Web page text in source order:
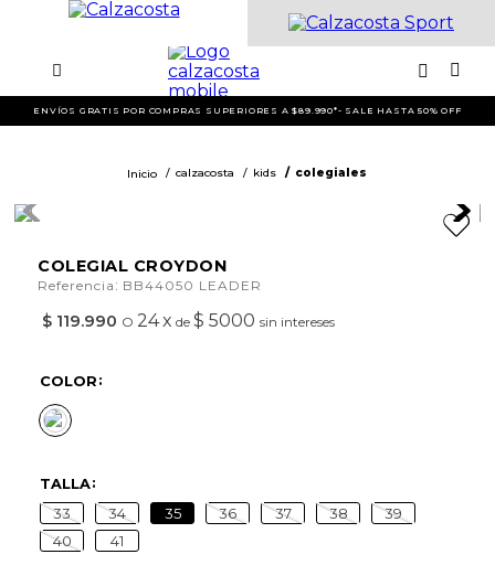
ENVÍOS GRATIS POR COMPRAS SUPERIORES A $89.990*- SALE HASTA 50% OFF
calzacosta kids colegiales
COLEGIAL CROYDON
Referencia : BB44050 LEADER
$ 119.990 O 24x de$ 5000 sin intereses
COLOR
TALLA
33 34 35 36 37 38
39
40
41